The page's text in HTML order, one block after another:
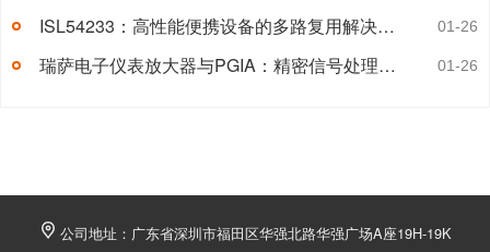
ISL54233：高性能便携设备的多路复用解决方案 01-26
瑞萨电子仪表放大器与PGIA：精密信号处理的卓越选择 01-26
公司地址：广东省深圳市福田区华强北路华强广场A座19H-19K